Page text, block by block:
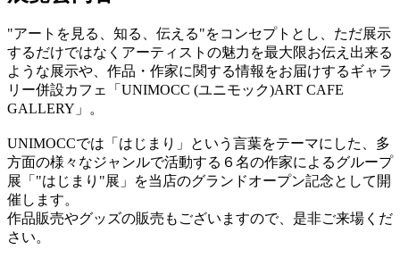
"アートを見る、知る、伝える"をコンセプトとし、ただ展示
するだけではなくアーティストの魅力を最大限お伝え出来る
ような展示や、作品・作家に関する情報をお届けするギャラ
リー併設カフェ「UNIMOCC (ユニモック)ART CAFE
GALLERY」。
UNIMOCCでは「はじまり」という言葉をテーマにした、多
方面の様々なジャンルで活動する６名の作家によるグループ
展「"はじまり"展」を当店のグランドオープン記念として開
催します。
作品販売やグッズの販売もございますので、是非ご来場くだ
さい。